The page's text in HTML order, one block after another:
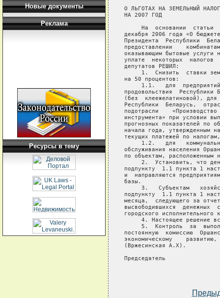
Новые документы
Реклама
Ресурсы в тему
О ЛЬГОТАХ НА ЗЕМЕЛЬНЫЙ
НА 2007 ГОД
На  основании  статьи
декабря 2006 года «О
Президента  Республики
предоставлении
оказывающим бытовые
уплате  некоторых  налогов
депутатов РЕШИЛ:
1.  Снизить  ставки
на 50 процентов:
1.1.   для
продовольствия  Республики
(без  клеежелатиновой), для
Республики  Беларусь,
подотрасли
инструмента» при условии
прогнозных показателей по
начала года, утвержденным
текущих платежей по
1.2.   для
обслуживания населения
по объектам, расположенным
2.  Установить, что
подпункту  1.1 пункта 1
и  направляются
базы.
3.   Субъектам
подпункту  1.1 пункта 1
месяца,  следующего за
высвободившихся  денежных
городского исполнительного
4. Настоящее решение
5.  Контроль  за
постоянную  комиссию
экономическому
(Вржесинская А.Х).
Председатель